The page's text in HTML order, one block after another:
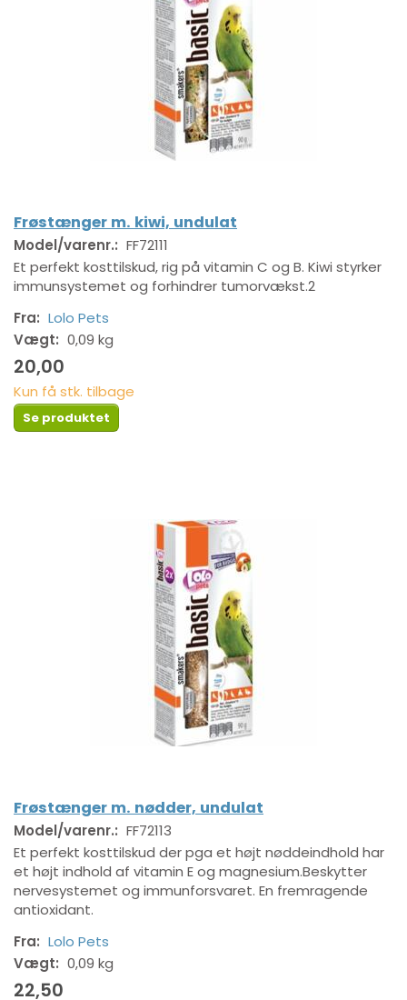
Frøstænger m. kiwi, undulat
Model/varenr.: FF72111
Et perfekt kosttilskud, rig på vitamin C og B. Kiwi styrker
immunsystemet og forhindrer tumorvækst.2
Fra: Lolo Pets
Vægt: 0,09 kg
20,00
Kun få stk. tilbage
Se produktet
Frøstænger m. nødder, undulat
Model/varenr.: FF72113
Et perfekt kosttilskud der pga et højt nøddeindhold har
et højt indhold af vitamin E og magnesium.Beskytter
nervesystemet og immunforsvaret. En fremragende
antioxidant.
Fra: Lolo Pets
Vægt: 0,09 kg
22,50